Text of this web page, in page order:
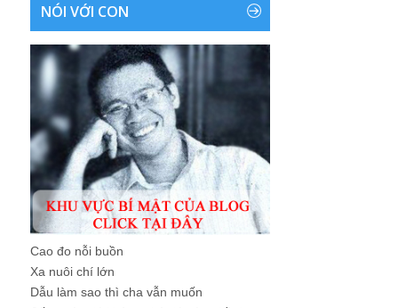
NÓI VỚI CON
Cao đo nỗi buồn
Xa nuôi chí lớn
Dẫu làm sao thì cha vẫn muốn